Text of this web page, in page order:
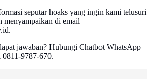
seputar hoaks yang ingin kami telusuri
menyampaikan di email
jawaban? Hubungi Chatbot WhatsApp
9787-670.